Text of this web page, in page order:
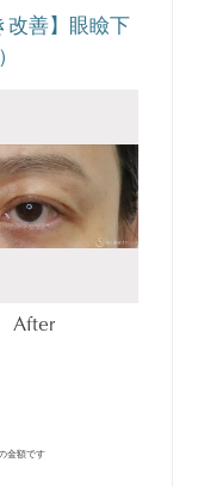
改善】眼瞼下
After
金額です